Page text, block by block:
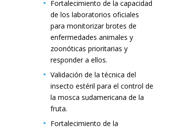
Fortalecimiento de la capacidad
de los laboratorios oficiales
para monitorizar brotes de
enfermedades animales y
zoonóticas prioritarias y
responder a ellos.
Validación de la técnica del
insecto estéril para el control de
la mosca sudamericana de la
fruta.
Fortalecimiento de la